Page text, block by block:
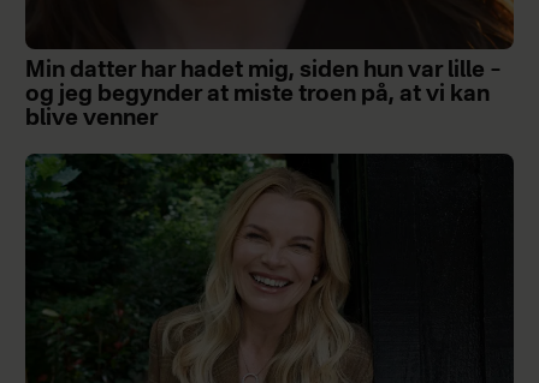
Min datter har hadet mig, siden hun var lille –
og jeg begynder at miste troen på, at vi kan
blive venner